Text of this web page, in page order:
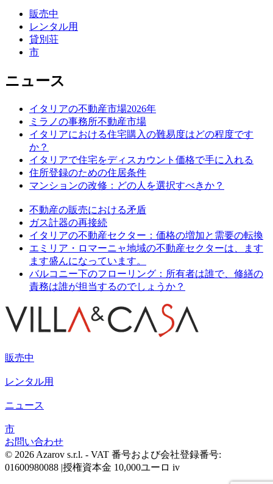
販売中
レンタル用
貸別荘
市
ニュース
イタリアの不動産市場2026年
ミラノの事務所不動産市場
イタリアにおける住宅購入の難易度はどの程度です
か？
イタリアで住宅をディスカウント価格で手に入れる
住所登録のための住居条件
マンションの改修：どの人を選択すべきか？
不動産の販売における矛盾
ガス計器の再接続
イタリアの不動産セクター：価格の増加と需要の転換
エミリア・ロマーニャ地域の不動産セクターは、ます
ます盛んになっています。
バルコニー下のフローリング：所有者は誰で、修繕の
責務は誰が担当するのでしょうか？
販売中
レンタル用
ニュース
市
お問い合わせ
© 2026 Azarov s.r.l. - VAT 番号および会社登録番号:
01600980088 |授権資本金 10,000ユーロ iv